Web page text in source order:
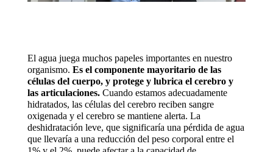
El agua juega muchos papeles importantes en nuestro
organismo. Es el componente mayoritario de las
células del cuerpo, y protege y lubrica el cerebro y
las articulaciones.Cuando estamos adecuadamente
hidratados, las células del cerebro reciben sangre
oxigenada y el cerebro se mantiene alerta. La
deshidratación leve, que significaría una pérdida de agua
que llevaría a una reducción del peso corporal entre el